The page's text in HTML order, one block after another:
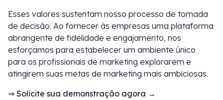
Esses valores sustentam nosso processo de tomada
de decisão. Ao fornecer às empresas uma plataforma
abrangente de fidelidade e engajamento, nos
esforçamos para estabelecer um ambiente único
para os profissionais de marketing explorarem e
atingirem suas metas de marketing mais ambiciosas.
⇒ Solicite sua demonstração agora →